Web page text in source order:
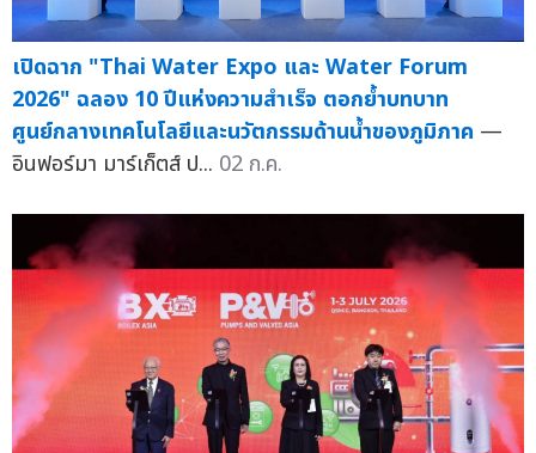
เปิดฉาก "Thai Water Expo และ Water Forum
2026" ฉลอง 10 ปีแห่งความสำเร็จ ตอกย้ำบทบาท
ศูนย์กลางเทคโนโลยีและนวัตกรรมด้านน้ำของภูมิภาค —
อินฟอร์มา มาร์เก็ตส์ ป... 02 ก.ค.